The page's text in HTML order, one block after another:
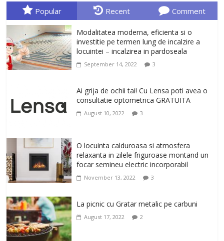
ori o provocare. Idei inedite, cadouri
originale, le puteti avea la Giftspot.ro,
alegere buna, Oglinda de baie cu mărire
și iluminare LED
February 20, 2026 0
un corp sanatos si armonios dezvoltat,
cu Flexor Fitness-dispozitiv pentru
tonifiere muschi
Un ten regenerat, fara riduri. Crema
antirid Ivatherm pentru o piele neteda si
elastica.
February 6, 2026 0
Popular Recent Comment
Modalitatea moderna, eficienta si o
investitie pe termen lung de incalzire a
locuintei – incalzirea in pardoseala
September 14, 2022 3
Ai grija de ochii tai! Cu Lensa poti avea o
consultatie optometrica GRATUITA
August 10, 2022 3
O locuinta calduroasa si atmosfera
relaxanta in zilele friguroase montand un
focar semineu electric incorporabil
November 13, 2022 3
La picnic cu Gratar metalic pe carbuni
August 17, 2022 2